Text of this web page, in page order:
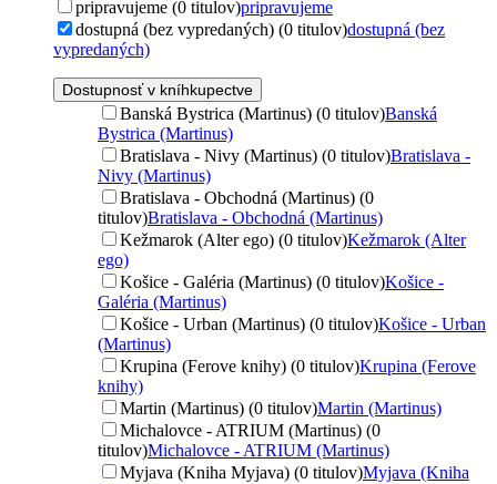
pripravujeme (0 titulov)pripravujeme
dostupná (bez vypredaných) (0 titulov)dostupná (bez
vypredaných)
Dostupnosť v kníhkupectve
Banská Bystrica (Martinus) (0 titulov)Banská
Bystrica (Martinus)
Bratislava - Nivy (Martinus) (0 titulov)Bratislava -
Nivy (Martinus)
Bratislava - Obchodná (Martinus) (0
titulov)Bratislava - Obchodná (Martinus)
Kežmarok (Alter ego) (0 titulov)Kežmarok (Alter
ego)
Košice - Galéria (Martinus) (0 titulov)Košice -
Galéria (Martinus)
Košice - Urban (Martinus) (0 titulov)Košice - Urban
(Martinus)
Krupina (Ferove knihy) (0 titulov)Krupina (Ferove
knihy)
Martin (Martinus) (0 titulov)Martin (Martinus)
Michalovce - ATRIUM (Martinus) (0
titulov)Michalovce - ATRIUM (Martinus)
Myjava (Kniha Myjava) (0 titulov)Myjava (Kniha